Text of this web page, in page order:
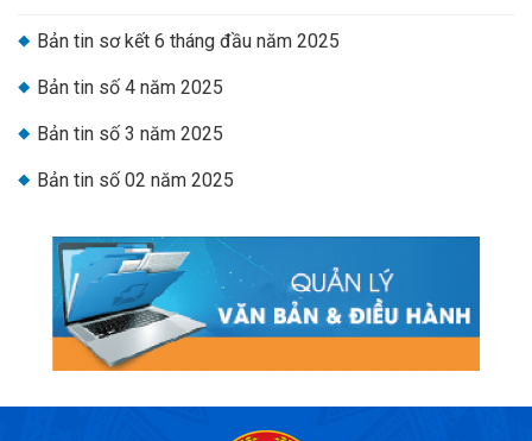
Bản tin sơ kết 6 tháng đầu năm 2025
Bản tin số 4 năm 2025
Bản tin số 3 năm 2025
Bản tin số 02 năm 2025